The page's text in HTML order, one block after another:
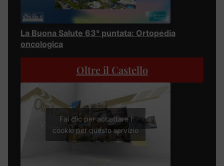
La Buona Salute 63° puntata: Ortopedia
oncologica
Oltre il Castello
Fai clic per accettare i
cookie per questo servizio